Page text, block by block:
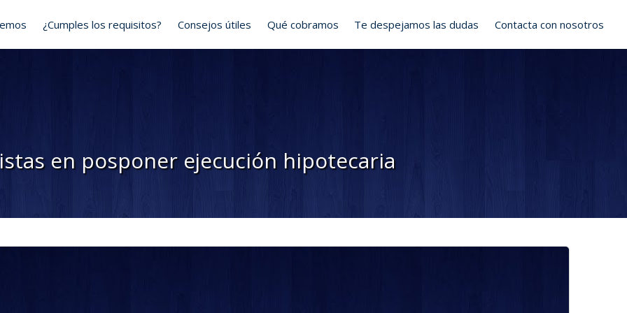
en posponer ejecución hipotecaria
¿Cumples los requisitos? Consejos útiles Qué cobramos Te despejamos las dudas Contacta con nosotros